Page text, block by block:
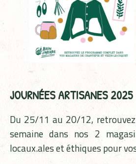
JOURNÉES ARTISANES 2025
Du 25/11 au 20/12,
semaine dans nos 2
locaux.ales et éthiques pour